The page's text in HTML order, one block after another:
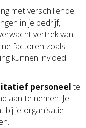
met verschillende
in je bedrijf,
vertrek van
factoren zoals
kunnen invloed
personeelte
aan te nemen. Je
bij je organisatie